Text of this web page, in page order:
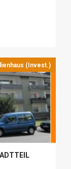
(Invest.)